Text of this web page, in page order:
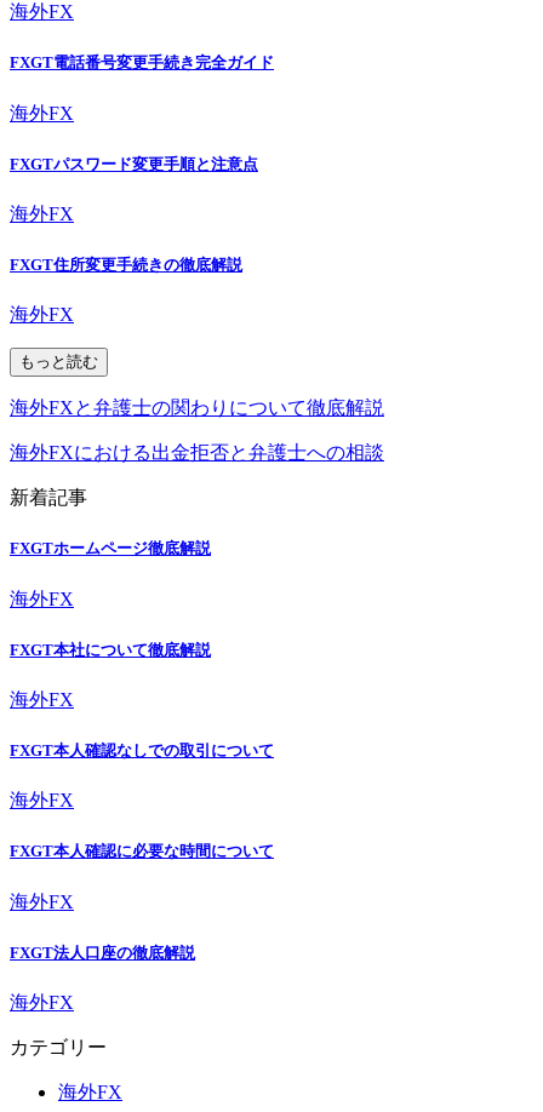
海外FX
FXGT電話番号変更手続き完全ガイド
海外FX
FXGTパスワード変更手順と注意点
海外FX
FXGT住所変更手続きの徹底解説
海外FX
もっと読む
海外FXと弁護士の関わりについて徹底解説
海外FXにおける出金拒否と弁護士への相談
新着記事
FXGTホームページ徹底解説
海外FX
FXGT本社について徹底解説
海外FX
FXGT本人確認なしでの取引について
海外FX
FXGT本人確認に必要な時間について
海外FX
FXGT法人口座の徹底解説
海外FX
カテゴリー
海外FX